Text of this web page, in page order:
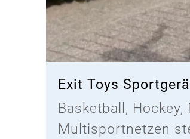
Exit Toys
Basketball,
Multisportnetzen